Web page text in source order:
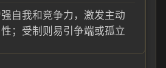
自我和竞争力，激发主动
性；受制则易引争端或孤立